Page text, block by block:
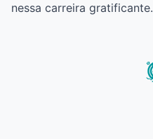
nessa carreira gratificante.